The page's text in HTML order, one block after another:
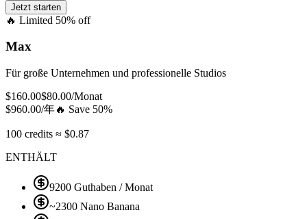
Jetzt starten
🔥 Limited 50% off
Max
Für große Unternehmen und professionelle Studios
$160.00$80.00/Monat
$960.00/年🔥 Save 50%
100 credits ≈ $0.87
ENTHÄLT
9200 Guthaben / Monat
~2300 Nano Banana